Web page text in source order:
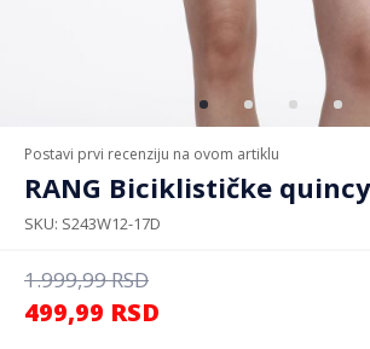
Postavi prvi recenziju na ovom artiklu
RANG Biciklističke
SKU S243W12-17D
1.999,99RSD
499,99 RSD